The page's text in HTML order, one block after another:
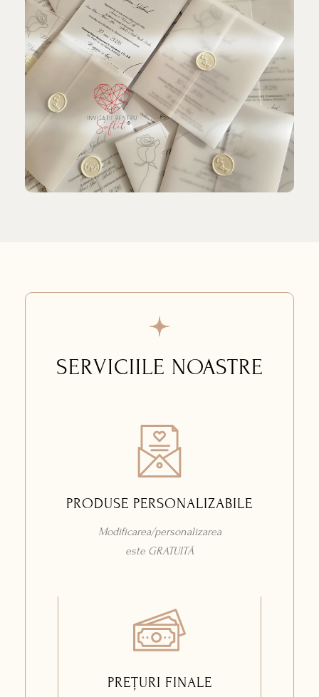
SERVICIILE NOASTRE
PRODUSE PERSONALIZABILE
Modificarea/personalizarea
este GRATUITĂ
PREȚURI FINALE